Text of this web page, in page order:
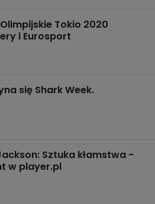
Tokio 2020
i Eurosport
się Shark Week.
Sztuka kłamstwa -
w player.pl